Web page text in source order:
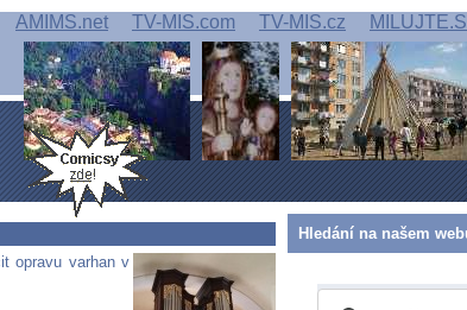
AMIMS.net TV-MIS.com TV-MIS.cz
opravu varhan v
Hledání na našem